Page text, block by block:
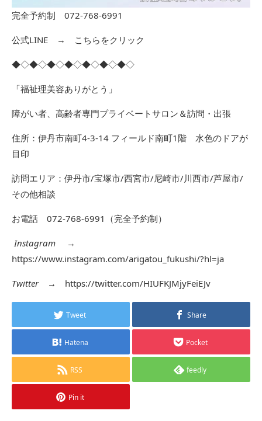
完全予約制 072-768-6991
公式LINE → こちらをクリック
◆◇◆◇◆◇◆◇◆◇◆◇◆◇
「福祉理美容ありがとう」
障がい者、高齢者専門プライベートサロン＆訪問・出張
住所：伊丹市南町4-3-14 フィールド南町1階 水色のドアが
目印
訪問エリア：伊丹市/宝塚市/西宮市/尼崎市/川西市/芦屋市/
その他相談
お電話 072-768-6991（完全予約制）
Instagram →
https://www.instagram.com/arigatou_fukushi/?hl=ja
Twitter→ https://twitter.com/HIUFKJMjyFeiEJv
Tweet Share
Hatena Pocket
RSS feedly
Pin it